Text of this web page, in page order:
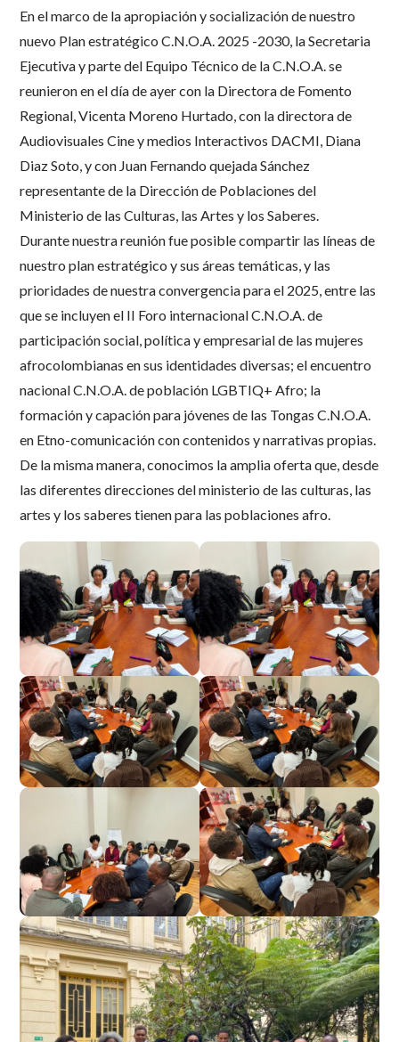
En el marco de la apropiación y socialización de nuestro
nuevo Plan estratégico C.N.O.A. 2025 -2030, la Secretaria
Ejecutiva y parte del Equipo Técnico de la C.N.O.A. se
reunieron en el día de ayer con la Directora de Fomento
Regional, Vicenta Moreno Hurtado, con la directora de
Audiovisuales Cine y medios Interactivos DACMI, Diana
Diaz Soto, y con Juan Fernando quejada Sánchez
representante de la Dirección de Poblaciones del
Ministerio de las Culturas, las Artes y los Saberes.
Durante nuestra reunión fue posible compartir las líneas de
nuestro plan estratégico y sus áreas temáticas, y las
prioridades de nuestra convergencia para el 2025, entre las
que se incluyen el II Foro internacional C.N.O.A. de
participación social, política y empresarial de las mujeres
afrocolombianas en sus identidades diversas; el encuentro
nacional C.N.O.A. de población LGBTIQ+ Afro; la
formación y capación para jóvenes de las Tongas C.N.O.A.
en Etno-comunicación con contenidos y narrativas propias.
De la misma manera, conocimos la amplia oferta que, desde
las diferentes direcciones del ministerio de las culturas, las
artes y los saberes tienen para las poblaciones afro.